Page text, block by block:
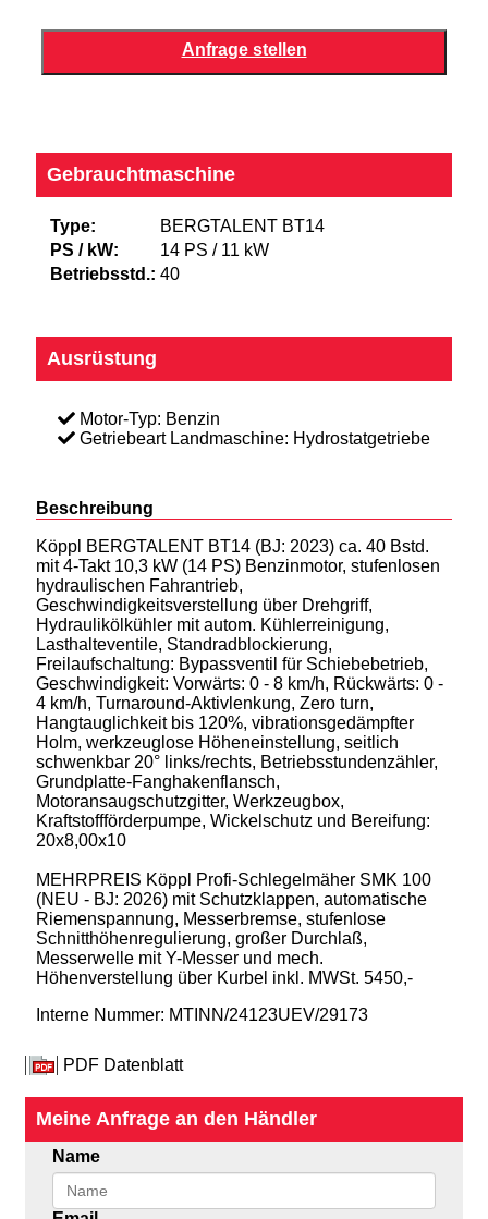
Gebrauchtmaschine
Type:
BERGTALENT BT14
PS / kW:
14 PS / 11 kW
Betriebsstd.: 40
Ausrüstung
Motor-Typ: Benzin
Getriebeart Landmaschine: Hydrostatgetriebe
Beschreibung
Köppl BERGTALENT BT14 (BJ: 2023) ca. 40 Bstd.
mit 4-Takt 10,3 kW (14 PS) Benzinmotor, stufenlosen
hydraulischen Fahrantrieb,
Geschwindigkeitsverstellung über Drehgriff,
Hydraulikölkühler mit autom. Kühlerreinigung,
Lasthalteventile, Standradblockierung,
Freilaufschaltung: Bypassventil für Schiebebetrieb,
Geschwindigkeit: Vorwärts: 0 - 8 km/h, Rückwärts: 0 -
4 km/h, Turnaround-Aktivlenkung, Zero turn,
Hangtauglichkeit bis 120%, vibrationsgedämpfter
Holm, werkzeuglose Höheneinstellung, seitlich
schwenkbar 20° links/rechts, Betriebsstundenzähler,
Grundplatte-Fanghakenflansch,
Motoransaugschutzgitter, Werkzeugbox,
Kraftstoffförderpumpe, Wickelschutz und Bereifung:
20x8,00x10
MEHRPREIS Köppl Profi-Schlegelmäher SMK 100
(NEU - BJ: 2026) mit Schutzklappen, automatische
Riemenspannung, Messerbremse, stufenlose
Schnitthöhenregulierung, großer Durchlaß,
Messerwelle mit Y-Messer und mech.
Höhenverstellung über Kurbel inkl. MWSt. 5450,-
Interne Nummer: MTINN/24123UEV/29173
PDF Datenblatt
Meine Anfrage an den Händler
Name